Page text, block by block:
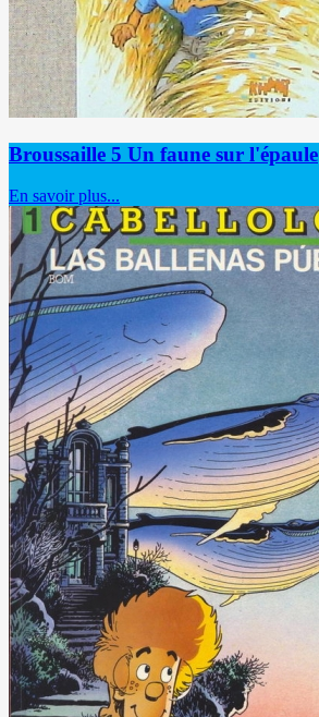
Broussaille 5 Un faune sur l'épaule
En savoir plus...